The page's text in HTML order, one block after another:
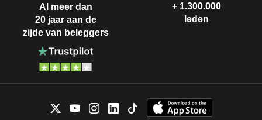
Al meer dan
20 jaar aan de
zijde van beleggers
+ 1.300.000
leden